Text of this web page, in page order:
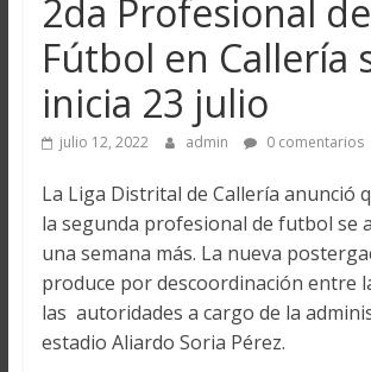
2da Profesional de
Fútbol en Callería
inicia 23 julio
julio 12, 2022 admin 0 comentarios
La Liga Distrital de Callería anunció
la segunda profesional de futbol se
una semana más. La nueva
produce por descoordinación entre
las autoridades a cargo de la
estadio Aliardo Soria Pérez.